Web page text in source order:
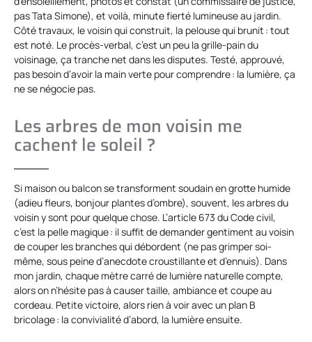
pas Tata Simone), et voilà, minute fierté lumineuse au jardin.
Côté travaux, le voisin qui construit, la pelouse qui brunit : tout
est noté. Le procès-verbal, c’est un peu la grille-pain du
voisinage, ça tranche net dans les disputes. Testé, approuvé,
pas besoin d’avoir la main verte pour comprendre : la lumière, ça
ne se négocie pas.
Les arbres de mon voisin me
cachent le soleil ?
Si maison ou balcon se transforment soudain en grotte humide
(adieu fleurs, bonjour plantes d’ombre), souvent, les arbres du
voisin y sont pour quelque chose. L’article 673 du Code civil,
c’est la pelle magique : il suffit de demander gentiment au voisin
de couper les branches qui débordent (ne pas grimper soi-
même, sous peine d’anecdote croustillante et d’ennuis). Dans
mon jardin, chaque mètre carré de lumière naturelle compte,
alors on n’hésite pas à causer taille, ambiance et coupe au
cordeau. Petite victoire, alors rien à voir avec un plan B
bricolage : la convivialité d’abord, la lumière ensuite.